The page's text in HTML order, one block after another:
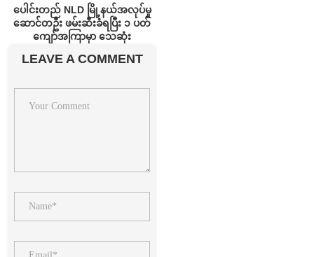
ပေါင်းတည် NLD မြို့နယ်အလုပ်မှု
ဆောင်တဦး ဖမ်းဆီးခံရပြီး ၁ ပတ်
ကျော်အကြာမှာ သေဆုံး
LEAVE A COMMENT